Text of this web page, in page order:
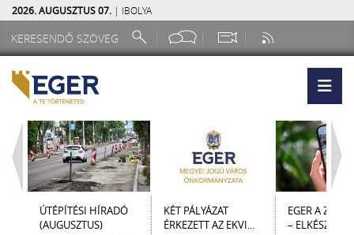
2026. AUGUSZTUS 07. | IBOLYA
ÚTÉPÍTÉSI HÍRADÓ
(AUGUSZTUS)
KÉT PÁLYÁZAT
ÉRKEZETT AZ EKVI...
EGER A
– ELKÉSZÜLT